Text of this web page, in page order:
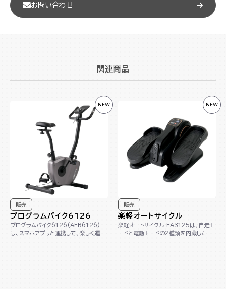
お問い合わせ
関連商品
販売
プログラムバイク6126
プログラムバイク6126(AFB6126)
は、スマホアプリと連携して、楽しく運動
NEW
販売
楽軽オートサイクル
楽軽オートサイクル FA3125は、自走モ
ードと電動モードの２種類を内蔵したル
NEW